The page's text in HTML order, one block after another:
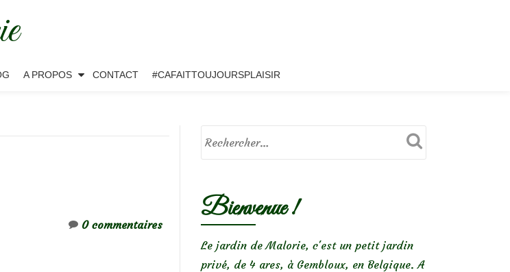
A PROPOS CONTACT #CAFAITTOUJOURSPLAISIR
0 commentaires
Bienvenue !
Le jardin de Malorie, c'est un petit jardin
privé, de 4 ares, à Gembloux, en Belgique. A